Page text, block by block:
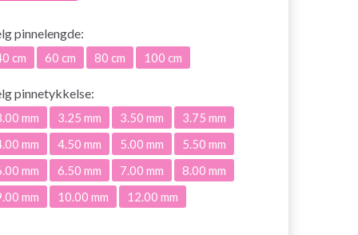
pinnelengde:
cm 60 cm 80 cm 100 cm
pinnetykkelse:
mm 3.25 mm 3.50 mm
3.75 mm
mm
4.50 mm 5.00 mm
5.50 mm
mm
6.50 mm 7.00 mm
8.00 mm
mm
10.00 mm 12.00 mm